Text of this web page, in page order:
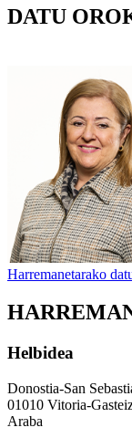
DATU
Harremanetarako
Helbidea
Donostia-San
01010 Vitoria-
Araba